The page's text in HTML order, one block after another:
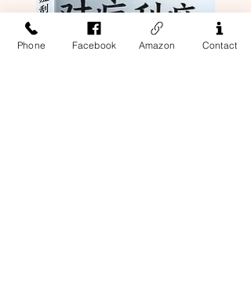
Phone Facebook Amazon Contact